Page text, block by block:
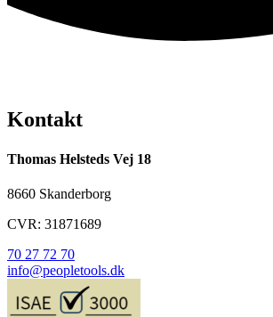
Kontakt
Thomas Helsteds Vej 18
8660 Skanderborg
CVR: 31871689
70 27 72 70
info@peopletools.dk